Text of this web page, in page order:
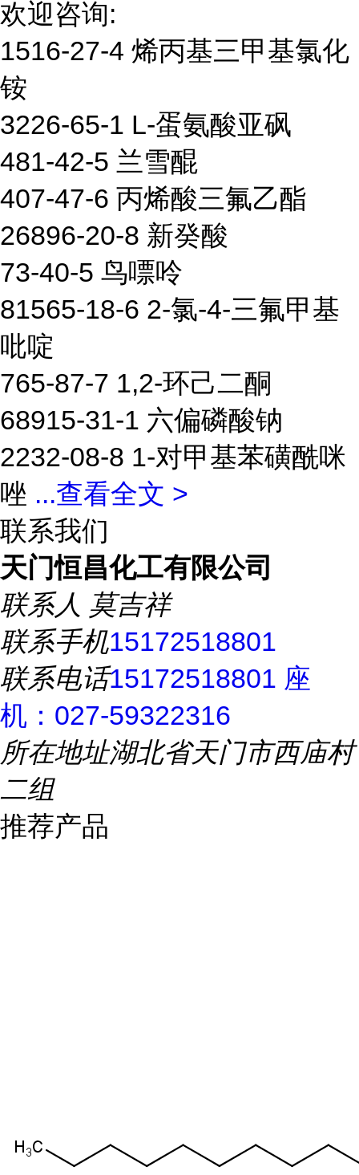
欢迎咨询:
1516-27-4 烯丙基三甲基氯化
铵
3226-65-1 L-蛋氨酸亚砜
481-42-5 兰雪醌
407-47-6 丙烯酸三氟乙酯
26896-20-8 新癸酸
73-40-5 鸟嘌呤
81565-18-6 2-氯-4-三氟甲基
吡啶
765-87-7 1,2-环己二酮
68915-31-1 六偏磷酸钠
2232-08-8 1-对甲基苯磺酰咪
唑 ...查看全文 >
联系我们
天门恒昌化工有限公司
联系人 莫吉祥
联系手机15172518801
联系电话15172518801 座
机：027-59322316
所在地址湖北省天门市西庙村
二组
推荐产品